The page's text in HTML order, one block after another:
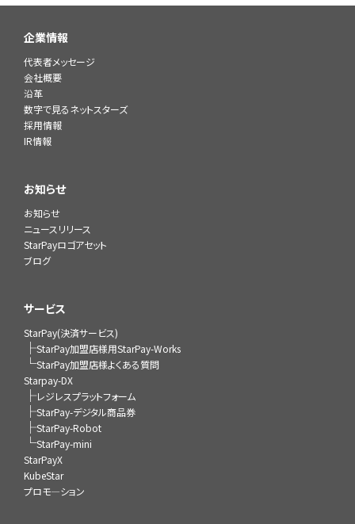
企業情報
代表者メッセージ
会社概要
沿革
数字で見るネットスターズ
採用情報
IR情報
お知らせ
お知らせ
ニュースリリース
StarPayロゴアセット
ブログ
サービス
StarPay(決済サービス)
├StarPay加盟店様用StarPay-Works
└StarPay加盟店様よくある質問
Starpay-DX
├レジレスプラットフォーム
├StarPay-デジタル商品券
├StarPay-Robot
└StarPay-mini
StarPayX
KubeStar
プロモ―ション